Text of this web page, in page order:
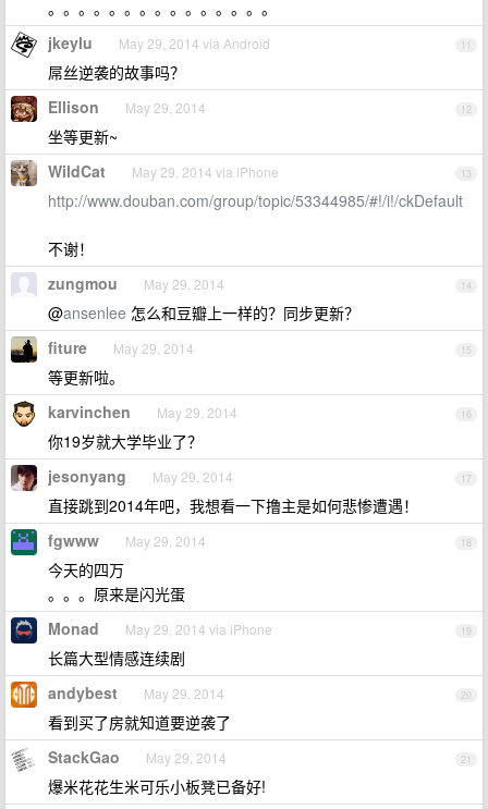
。。。。。。。。。。。。。。。
11
jkeylu May 29, 2014 via Android
屌丝逆袭的故事吗？
12
Ellison May 29, 2014
坐等更新~
13
WildCat May 29, 2014 via iPhone
http://www.douban.com/group/topic/53344985/#!/i!/ckDefault
不谢！
14
zungmou May 29, 2014
@ansenlee 怎么和豆瓣上一样的？同步更新？
15
fiture May 29, 2014
等更新啦。
16
karvinchen May 29, 2014
你19岁就大学毕业了？
17
jesonyang May 29, 2014
直接跳到2014年吧，我想看一下撸主是如何悲惨遭遇！
18
fgwww May 29, 2014
今天的四万
。。。原来是闪光蛋
19
Monad May 29, 2014 via iPhone
长篇大型情感连续剧
20
andybest May 29, 2014
看到买了房就知道要逆袭了
21
StackGao May 29, 2014
爆米花花生米可乐小板凳已备好!